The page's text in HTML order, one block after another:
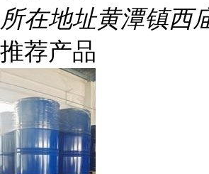
所在地址黄潭镇西
推荐产品